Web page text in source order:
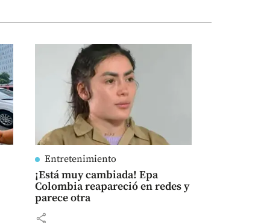
Entretenimiento
¡Está muy cambiada! Epa
Colombia reapareció en redes y
parece otra
share